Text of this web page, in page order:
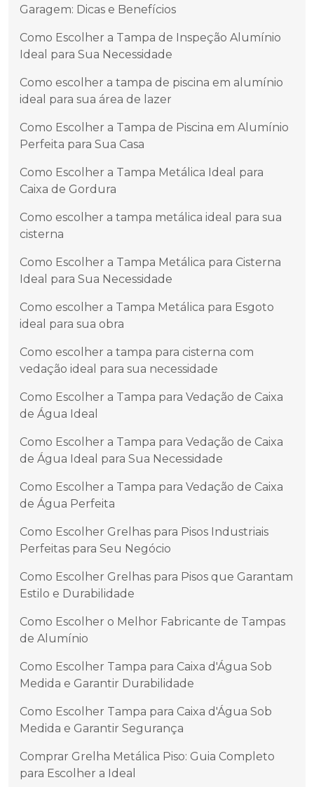
Garagem: Dicas e Benefícios
Como Escolher a Tampa de Inspeção Alumínio
Ideal para Sua Necessidade
Como escolher a tampa de piscina em alumínio
ideal para sua área de lazer
Como Escolher a Tampa de Piscina em Alumínio
Perfeita para Sua Casa
Como Escolher a Tampa Metálica Ideal para
Caixa de Gordura
Como escolher a tampa metálica ideal para sua
cisterna
Como Escolher a Tampa Metálica para Cisterna
Ideal para Sua Necessidade
Como escolher a Tampa Metálica para Esgoto
ideal para sua obra
Como escolher a tampa para cisterna com
vedação ideal para sua necessidade
Como Escolher a Tampa para Vedação de Caixa
de Água Ideal
Como Escolher a Tampa para Vedação de Caixa
de Água Ideal para Sua Necessidade
Como Escolher a Tampa para Vedação de Caixa
de Água Perfeita
Como Escolher Grelhas para Pisos Industriais
Perfeitas para Seu Negócio
Como Escolher Grelhas para Pisos que Garantam
Estilo e Durabilidade
Como Escolher o Melhor Fabricante de Tampas
de Alumínio
Como Escolher Tampa para Caixa d'Água Sob
Medida e Garantir Durabilidade
Como Escolher Tampa para Caixa d'Água Sob
Medida e Garantir Segurança
Comprar Grelha Metálica Piso: Guia Completo
para Escolher a Ideal